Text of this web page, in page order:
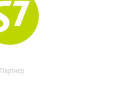
Партнер